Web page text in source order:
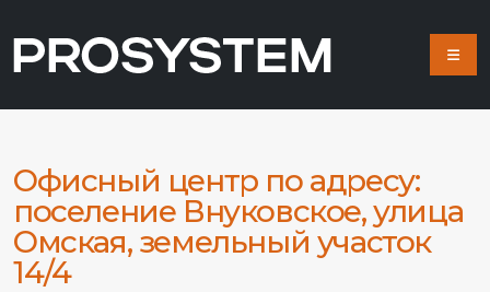
Офисный центр по адресу:
поселение Внуковское, улица
Омская, земельный участок
14/4